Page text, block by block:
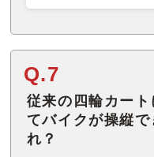
Q.7
従来の四輪カー
てバイクが操縦
れ？